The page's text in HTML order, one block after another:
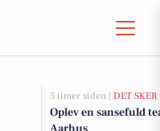
5 timer siden | DET SKER
Oplev en sansefuld